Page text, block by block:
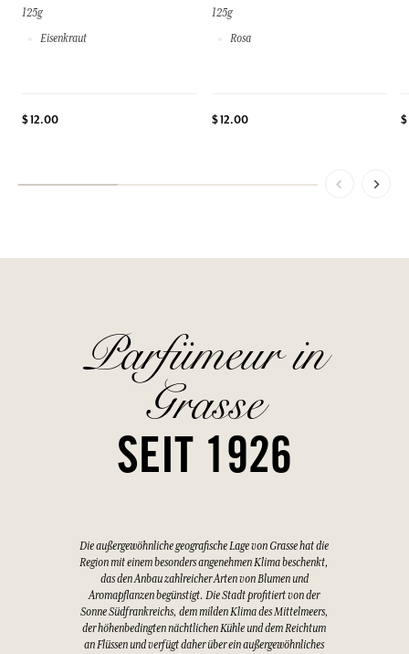
125g
Eisenkraut
$ 12.00
125g
Rosa
$ 12.00
Parfümeur in
Grasse
SEIT 1926
Die außergewöhnliche geografische Lage von Grasse hat die
Region mit einem besonders angenehmen Klima beschenkt,
das den Anbau zahlreicher Arten von Blumen und
Aromapflanzen begünstigt. Die Stadt profitiert von der
Sonne Südfrankreichs, dem milden Klima des Mittelmeers,
der höhenbedingten nächtlichen Kühle und dem Reichtum
an Flüssen und verfügt daher über ein außergewöhnliches